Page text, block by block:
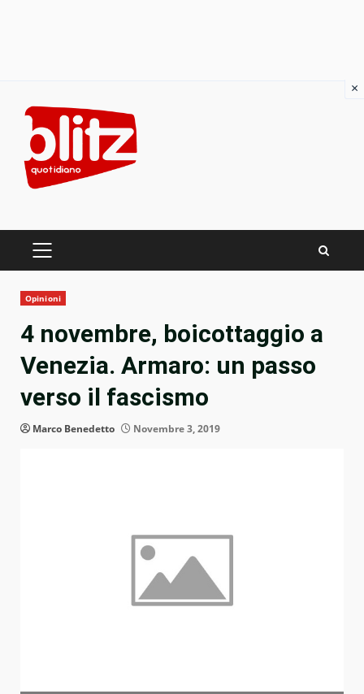
content
PRIMARY
Opinioni
4 novembre, boicottaggio a
Venezia. Armaro: un passo
verso il fascismo
Marco Benedetto Novembre 3, 2019
×